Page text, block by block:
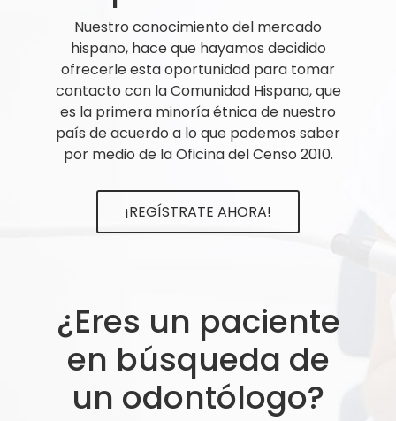
Nuestro conocimiento del mercado
hispano, hace que hayamos decidido
ofrecerle esta oportunidad para tomar
contacto con la Comunidad Hispana, que
es la primera minoría étnica de nuestro
país de acuerdo a lo que podemos saber
por medio de la Oficina del Censo 2010.
¡REGÍSTRATE AHORA!
¿Eres un paciente
en búsqueda de
un odontólogo?